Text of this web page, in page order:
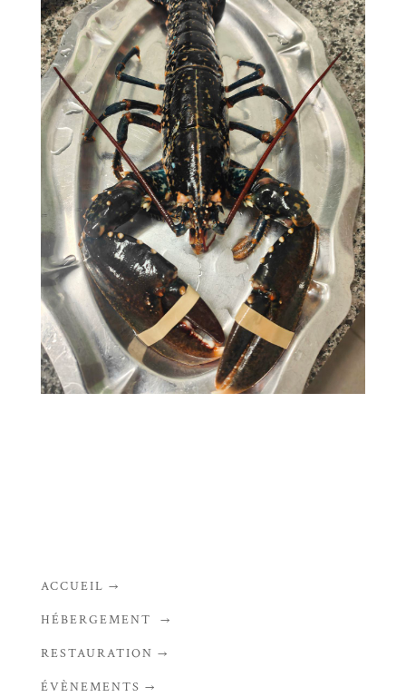
ACCUEIL →
HÉBERGEMENT →
RESTAURATION →
ÉVÈNEMENTS →